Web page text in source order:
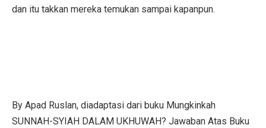
dan itu takkan mereka temukan sampai kapanpun.
By Apad Ruslan, diadaptasi dari buku Mungkinkah
SUNNAH-SYIAH DALAM UKHUWAH? Jawaban Atas Buku